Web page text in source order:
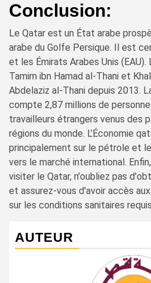
Conclusion:
Le Qatar est un État arabe
arabe du Golfe Persique. Il est
et les Émirats Arabes Unis
Tamim ibn Hamad al-Thani et
Abdelaziz al-Thani depuis 2013.
compte 2,87 millions de
travailleurs étrangers venus des
régions du monde. L’Économie
principalement sur le pétrole et
vers le marché international.
visiter le Qatar, n'oubliez pas
et assurez-vous d'avoir accès
sur les conditions sanitaires
AUTEUR